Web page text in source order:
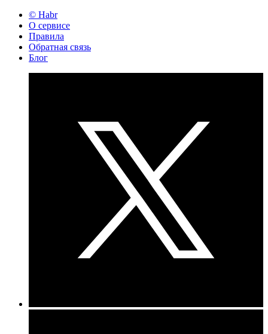
© Habr
О сервисе
Правила
Обратная связь
Блог